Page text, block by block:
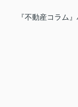
『不動産コラム